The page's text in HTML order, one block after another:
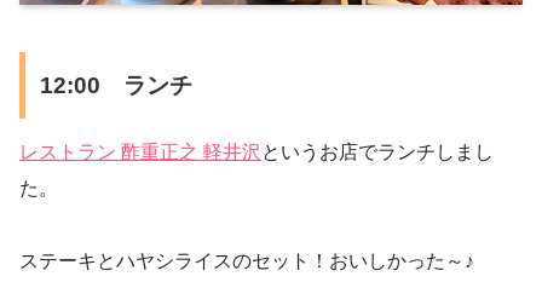
12:00 ランチ
レストラン 酢重正之 軽井沢 というお店でランチしまし
た。
ステーキとハヤシライスのセット！おいしかった～♪